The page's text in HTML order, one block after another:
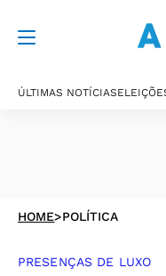
ÚLTIMAS NOTÍCIAS
HOME>POLÍTICA
PRESENÇAS DE LUXO